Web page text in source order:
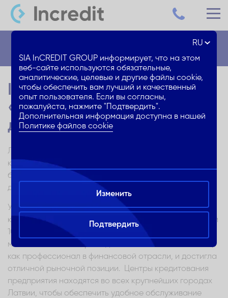
Incredit первые 10:
«Гордимся тем, что смогли
дать клиентам!»
Латвийское предприятие потребительского
кредитования Incredit в сентябре отмечает свой
большой 10-летний юбилей и оглядывается на то, что
достигли до этого дня.
Уже в этом месяце одно из ведущих предприятий
кредитования в Латвии отмечает свой первый круглый
10-летний юбилей. В течение этого года достигнуто
много - Incredit в первое десятилетие показала себя,
как профессионал в финансовой отрасли, и достигла
отличной рыночной позиции. Центры кредитования
предприятия находятся во всех крупнейших городах
Латвии, чтобы обеспечить удобное обслуживание
RU
SIA InCREDIT GROUP информирует, что на этом
веб-сайте используются обязательные,
аналитические, целевые и другие файлы cookie,
чтобы обеспечить вам лучший и качественный
опыт пользователя. Если вы согласны,
пожалуйста, нажмите "Подтвердить".
Дополнительная информация доступна в нашей
Политике файлов cookie
Изменить
Подтвердить